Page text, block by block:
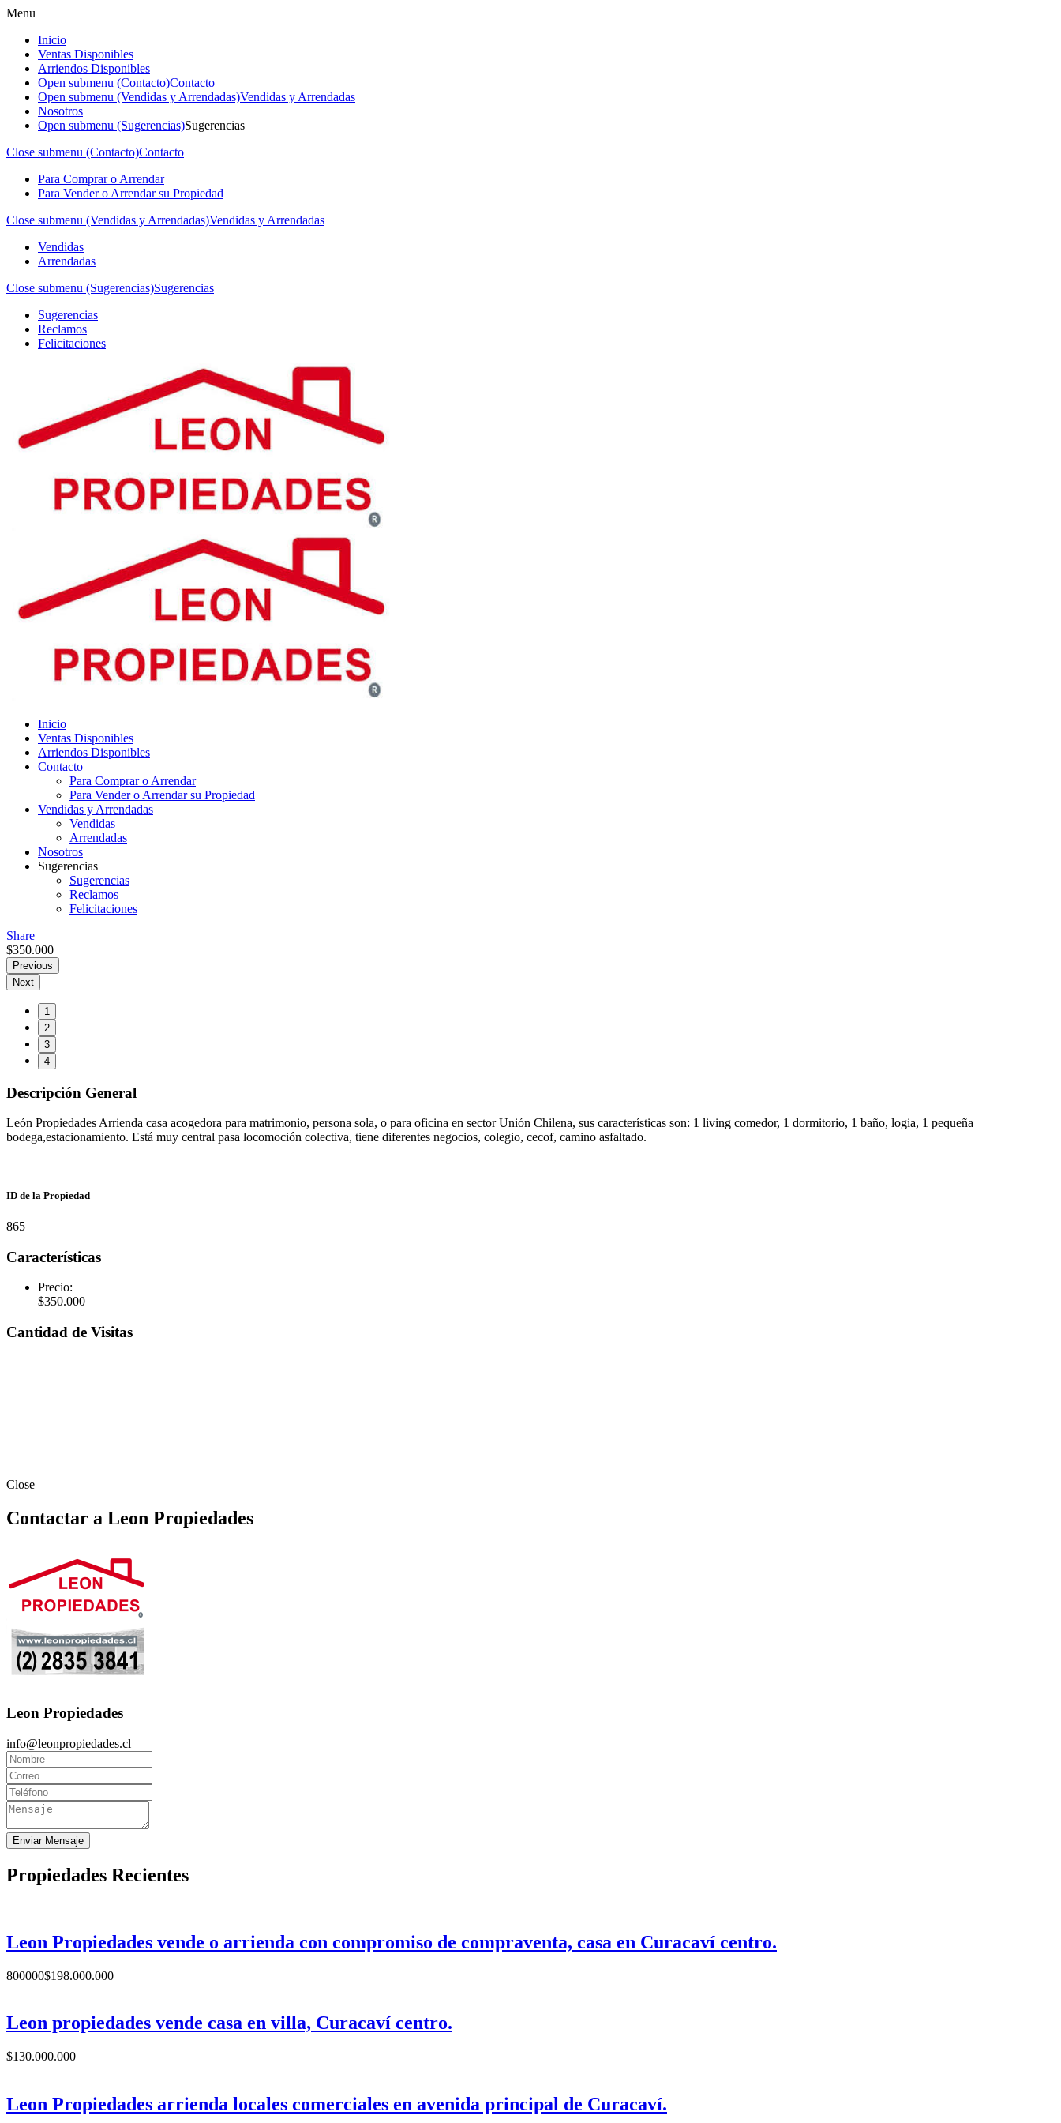
Menu
Inicio
Ventas Disponibles
Arriendos Disponibles
Open submenu (Contacto)Contacto
Open submenu (Vendidas y Arrendadas)Vendidas y Arrendadas
Nosotros
Open submenu (Sugerencias)Sugerencias
Close submenu (Contacto)Contacto
Para Comprar o Arrendar
Para Vender o Arrendar su Propiedad
Close submenu (Vendidas y Arrendadas)Vendidas y Arrendadas
Vendidas
Arrendadas
Close submenu (Sugerencias)Sugerencias
Sugerencias
Reclamos
Felicitaciones
Inicio
Ventas Disponibles
Arriendos Disponibles
Contacto
Para Comprar o Arrendar
Para Vender o Arrendar su Propiedad
Vendidas y Arrendadas
Vendidas
Arrendadas
Nosotros
Sugerencias
Sugerencias
Reclamos
Felicitaciones
Share
$350.000
Previous
Next
1
2
3
4
Descripción General
León Propiedades Arrienda casa acogedora para matrimonio, persona sola, o para oficina en sector Unión Chilena, sus características son: 1 living comedor, 1 dormitorio, 1 baño, logia, 1 pequeña
bodega,estacionamiento. Está muy central pasa locomoción colectiva, tiene diferentes negocios, colegio, cecof, camino asfaltado.
ID de la Propiedad
865
Características
Precio:
$350.000
Cantidad de Visitas
Close
Contactar a Leon Propiedades
Leon Propiedades
info@leonpropiedades.cl
Enviar Mensaje
Propiedades Recientes
Leon Propiedades vende o arrienda con compromiso de compraventa, casa en Curacaví centro.
800000$198.000.000
Leon propiedades vende casa en villa, Curacaví centro.
$130.000.000
Leon Propiedades arrienda locales comerciales en avenida principal de Curacaví.